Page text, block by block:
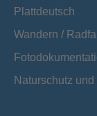
Plattdeutsch
Wandern /
Naturschutz